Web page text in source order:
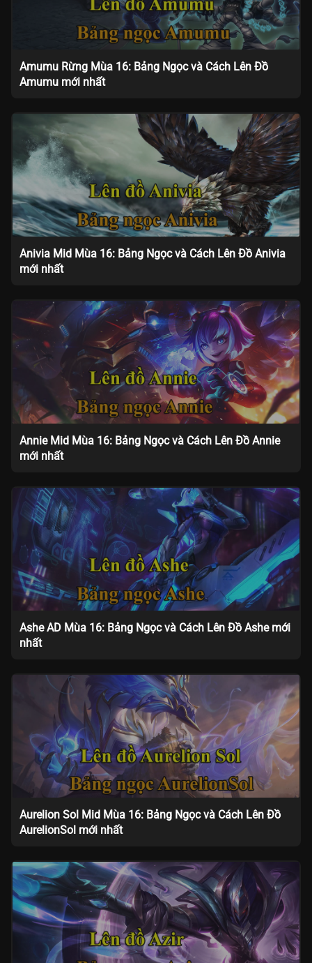
Amumu Rừng Mùa 16: Bảng Ngọc và Cách Lên Đồ
Amumu mới nhất
Anivia Mid Mùa 16: Bảng Ngọc và Cách Lên Đồ Anivia
mới nhất
Annie Mid Mùa 16: Bảng Ngọc và Cách Lên Đồ Annie
mới nhất
Ashe AD Mùa 16: Bảng Ngọc và Cách Lên Đồ Ashe mới
nhất
Aurelion Sol Mid Mùa 16: Bảng Ngọc và Cách Lên Đồ
AurelionSol mới nhất